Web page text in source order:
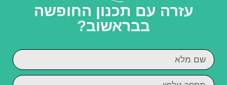
עזרה עם תכנון החופשה
בבראשוב?